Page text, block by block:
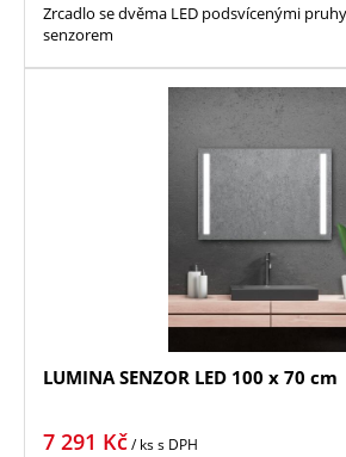
Zrcadlo se dvěma LED podsvícenými
senzorem
LUMINA SENZOR LED 100 x 70 cm
7 291 Kč/ kss DPH